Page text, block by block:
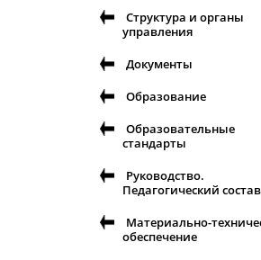
Структура и органы
управления
Документы
Образование
Образовательные
стандарты
Руководство.
Педагогический состав
Материально-
обеспечение